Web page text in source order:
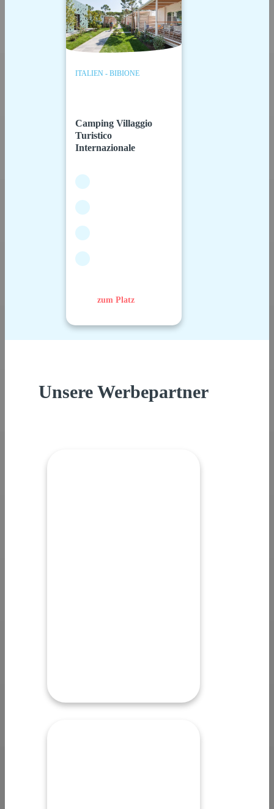
ITALIEN - BIBIONE
Camping Villaggio
Turistico
Internazionale
zum Platz
Unsere Werbepartner